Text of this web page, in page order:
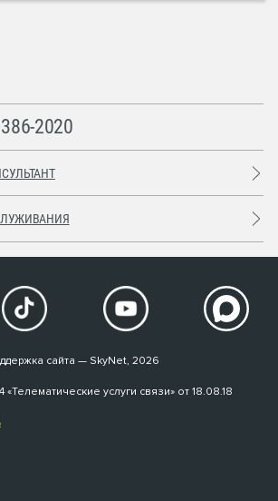
2020
сайта — SkyNet, 2026
услуги связи» от 18.08.18